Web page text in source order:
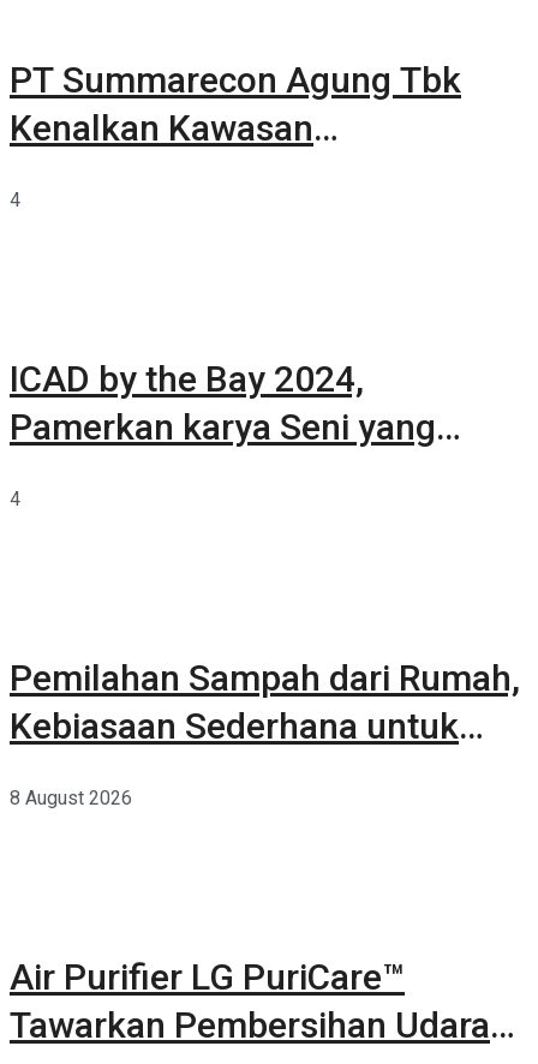
PT Summarecon Agung Tbk
Kenalkan Kawasan
4
ICAD by the Bay 2024,
Pamerkan karya Seni yang
4
Pemilahan Sampah dari Rumah,
Kebiasaan Sederhana untuk
8 August 2026
Air Purifier LG PuriCare™
Tawarkan Pembersihan Udara